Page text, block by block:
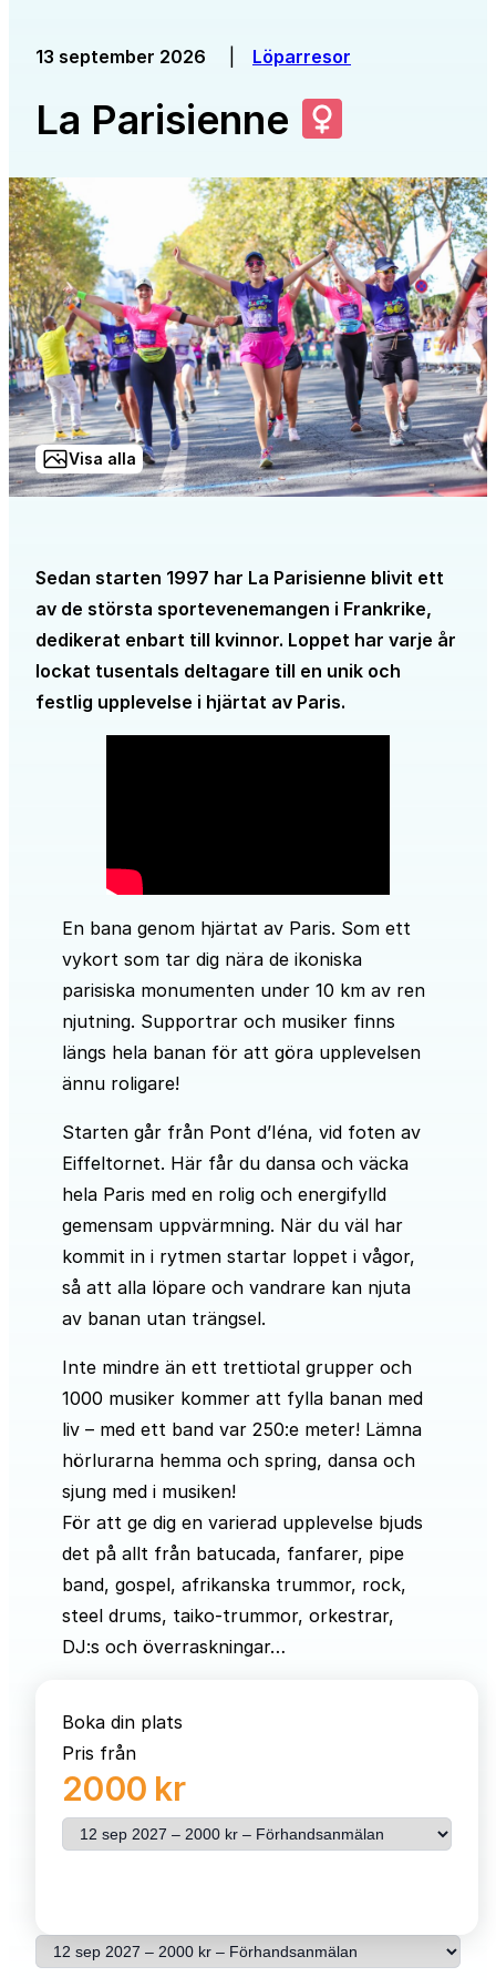
13 september 2026 Löparresor
La Parisienne
Visa alla
Sedan starten 1997 har La Parisienne blivit ett
av de största sportevenemangen i Frankrike,
dedikerat enbart till kvinnor. Loppet har varje år
lockat tusentals deltagare till en unik och
festlig upplevelse i hjärtat av Paris.
En bana genom hjärtat av Paris. Som ett
vykort som tar dig nära de ikoniska
parisiska monumenten under 10 km av ren
njutning. Supportrar och musiker finns
längs hela banan för att göra upplevelsen
ännu roligare!
Starten går från Pont d’Iéna, vid foten av
Eiffeltornet. Här får du dansa och väcka
hela Paris med en rolig och energifylld
gemensam uppvärmning. När du väl har
kommit in i rytmen startar loppet i vågor,
så att alla löpare och vandrare kan njuta
av banan utan trängsel.
Inte mindre än ett trettiotal grupper och
1000 musiker kommer att fylla banan med
liv – med ett band var 250:e meter! Lämna
hörlurarna hemma och spring, dansa och
sjung med i musiken!
För att ge dig en varierad upplevelse bjuds
det på allt från batucada, fanfarer, pipe
band, gospel, afrikanska trummor, rock,
steel drums, taiko-trummor, orkestrar,
DJ:s och överraskningar…
Boka din plats
Pris från
2000 kr
Välj resa
Välj resa